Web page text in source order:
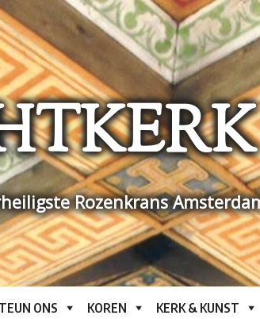
Rozenkrans
ONS KOREN KERK & KUNST